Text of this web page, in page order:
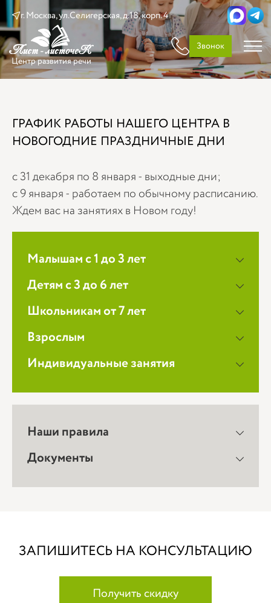
г. Москва, ул.Селигерская, д.18, корп. 4
Центр развития речи
Звонок
Малышам с 1 до 3 лет
Детям с 3 до 6 лет
Школьникам от 7 лет
Взрослым
Индивидуальные занятия
Наши правила
Документы
ГРАФИК РАБОТЫ НАШЕГО ЦЕНТРА В
НОВОГОДНИЕ ПРАЗДНИЧНЫЕ ДНИ
с 31 декабря по 8 января - выходные дни;
с 9 января - работаем по обычному расписанию.
Ждем вас на занятиях в Новом году!
ЗАПИШИТЕСЬ НА КОНСУЛЬТАЦИЮ
Получить скидку